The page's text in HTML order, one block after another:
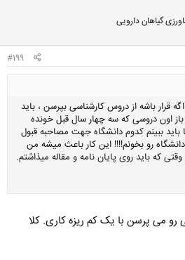
گیاهان دارویی
#199
قرار باشه از دروس کارشناسی بپرسن ، باید
اون دروسی که سه چهار سال قبل خونده
باید ببینم کدوم دانشگاه جهت مصاحبه قبول
رو بخونم!!!! این کار باعث میشه من
که باید روی پایان نامه و مقاله میذاشتم.
کنید تا باز شود...
می پرسن با یک کم ریزه کاری. کلا